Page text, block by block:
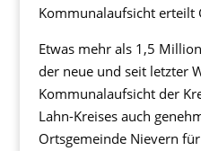
Kommunalaufsicht erteilt
Etwas mehr als 1,5
der neue und seit letzter
Kommunalaufsicht der
Lahn-Kreises auch
Ortsgemeinde Nievern